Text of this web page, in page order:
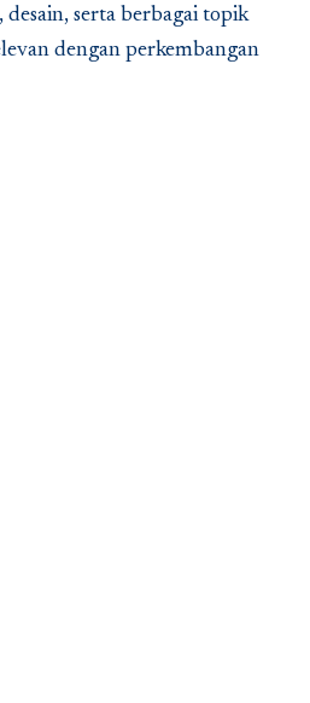
serta berbagai topik
dengan perkembangan